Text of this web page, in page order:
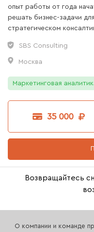
опыт работы от года
решать бизнес-задачи
стратегическом
SBS Consulting
Москва
Маркетинговая
35 000
Возвращайтесь
О компании и команде